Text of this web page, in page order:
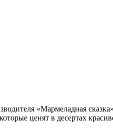
«Мармеладная
ценят в десертах